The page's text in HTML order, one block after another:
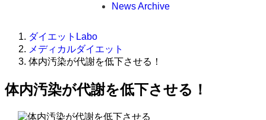
News Archive
ダイエットLabo
メディカルダイエット
体内汚染が代謝を低下させる！
体内汚染が代謝を低下させる！